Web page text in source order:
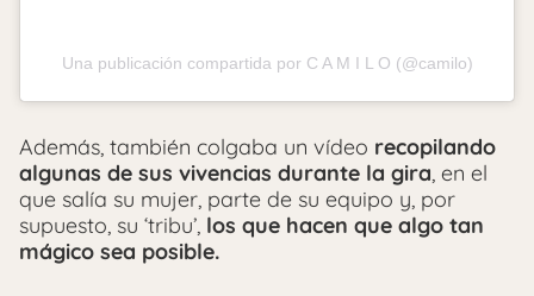
Una publicación compartida por C A M I L O (@camilo)
Además, también colgaba un vídeo recopilando
algunas de sus vivencias durante la gira, en el
que salía su mujer, parte de su equipo y, por
supuesto, su ‘tribu’, los que hacen que algo tan
mágico sea posible.